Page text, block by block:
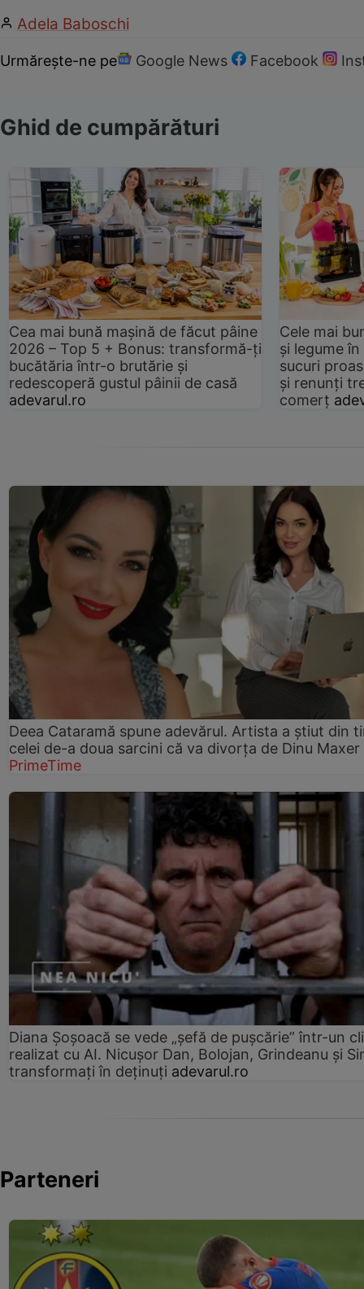
Adela Baboschi
Urmărește-ne pe Google News Facebook
Ghid de cumpărături
Cea mai bună mașină de făcut pâine
2026 – Top 5 + Bonus: transformă-ți
bucătăria într-o brutărie și
redescoperă gustul pâinii de casă
adevarul.ro
Cele mai
și legume
sucuri
și renunți
comerț
Deea Cataramă spune adevărul. Artista a știut din
celei de-a doua sarcini că va divorța de Dinu Maxer
PrimeTime
Diana Șoșoacă se vede „șefă de pușcărie” într-un
realizat cu AI. Nicușor Dan, Bolojan, Grindeanu și
transformați în deținuți adevarul.ro
Parteneri